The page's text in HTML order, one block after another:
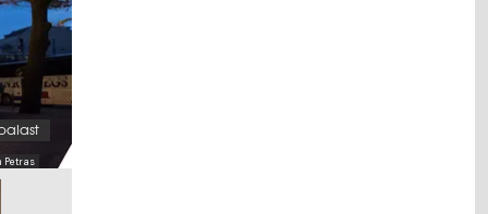
Petras